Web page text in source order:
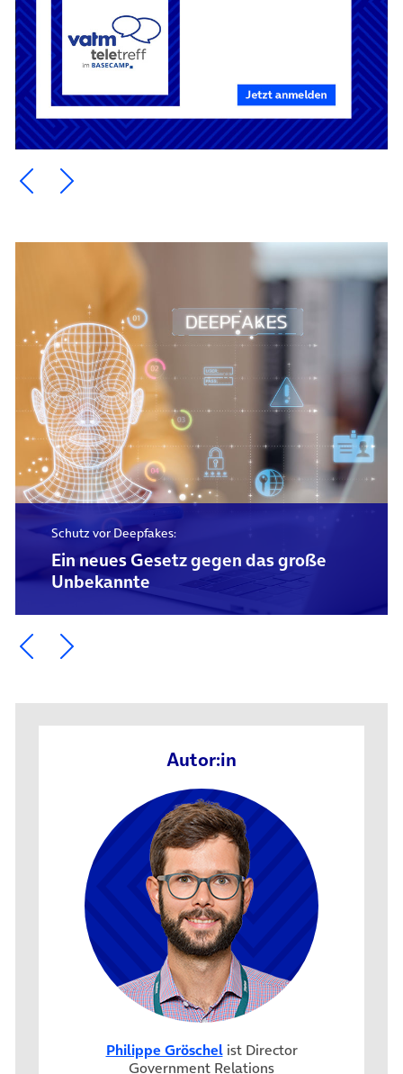
Ein Element zurück blättern
Ein Element weiter blättern
Schutz vor Deepfakes:
Ein neues Gesetz gegen das große
Unbekannte
Ein Element zurück blättern
Ein Element weiter blättern
Autor:in
Philippe Gröschelist Director
Government Relations